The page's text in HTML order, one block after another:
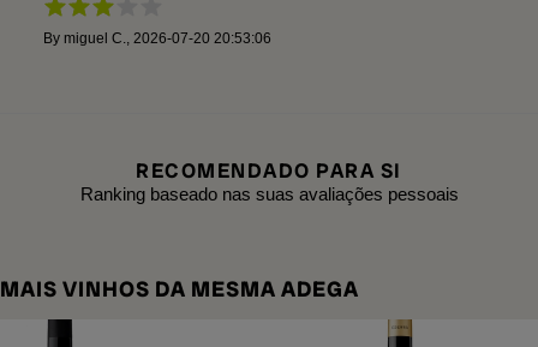
By miguel C. 2026-07-20 20:53:06
RECOMENDADO PARA SI
Ranking baseado nas suas avaliações pessoais
MAIS VINHOS DA MESMA ADEGA